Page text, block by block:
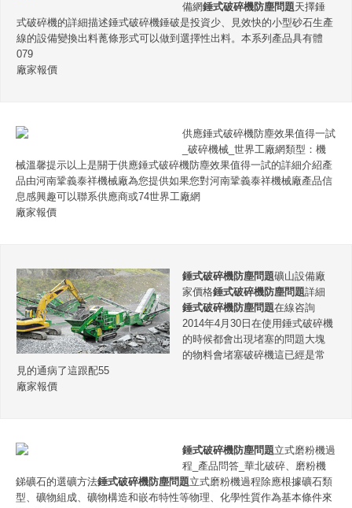
備網錘式破碎機防塵問題天擇錘
式破碎機的詳細描述錘式破碎機錘破是投資少、見效快的小型砂石生產
線的設備變換出料蓖條形式可以做到選擇性出料。本系列產品具有體
079
廠家報價
供應錘式破碎機防塵效果值得一試
_破碎機械_世界工廠網類型：機
械溫馨提示以上是關于供應錘式破碎機防塵效果值得一試的詳細介紹產
品由河南鞏義泰祥機械廠為您提供如果您對河南鞏義泰祥機械廠產品信
息感興趣可以聯系供應商或74世界工廠網
廠家報價
錘式破碎機防塵問題礦山設備廠
家價格錘式破碎機防塵問題詳細
錘式破碎機防塵問題在線咨詢
2014年4月30日在使用錘式破碎機
的時候都會出現堵塞的問題大塊
的物料會堵塞破碎機這已經是常
見的通病了這跟配55
廠家報價
錘式破碎機防塵問題立式磨粉機過
程_產品問答_華北破碎、磨粉機
銻礦石的選礦方法錘式破碎機防塵問題立式磨粉機過程除應根據礦石類
型、礦物組成、礦物構造和嵌布特性等物理、化學性質作為基本條件來